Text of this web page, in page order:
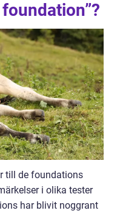
till de foundations
i olika tester
har blivit noggrant